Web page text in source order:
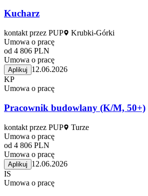
Kucharz
kontakt przez PUP
Krubki-Górki
Umowa o pracę
od 4 806 PLN
Umowa o pracę
Aplikuj
12.06.2026
KP
Umowa o pracę
Pracownik budowlany (K/M, 50+)
kontakt przez PUP
Turze
Umowa o pracę
od 4 806 PLN
Umowa o pracę
Aplikuj
12.06.2026
IS
Umowa o pracę